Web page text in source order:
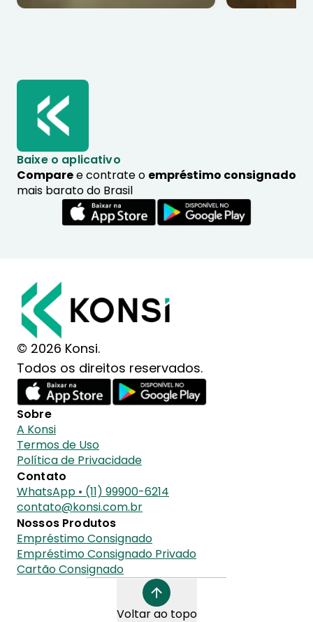
Baixe o aplicativo
Comparee contrate o empréstimo consignado
mais barato do Brasil
© 2026 Konsi.
Todos os direitos reservados.
Sobre
A Konsi
Termos de Uso
Política de Privacidade
Contato
WhatsApp • (11) 99900-6214
contato@konsi.com.br
Nossos Produtos
Empréstimo Consignado
Empréstimo Consignado Privado
Cartão Consignado
Voltar ao topo